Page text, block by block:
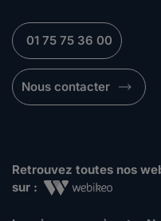
01 75 75 36 00
Nous contacter
Retrouvez toutes nos
sur :